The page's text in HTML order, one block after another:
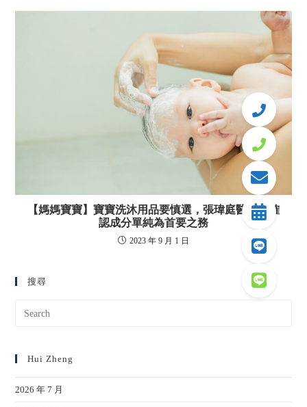
【媽媽寶寶】寶寶洗沐用品要慎選，張瑋庭醫師：確
認成分單純為首要之務
2023 年 9 月 1 日
搜尋
Hui Zheng
2026 年 7 月